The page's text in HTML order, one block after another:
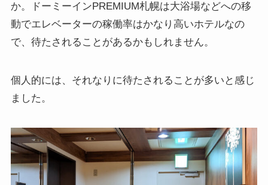
か。ドーミーインPREMIUM札幌は大浴場などへの移
動でエレベーターの稼働率はかなり高いホテルなの
で、待たされることがあるかもしれません。
個人的には、それなりに待たされることが多いと感じ
ました。